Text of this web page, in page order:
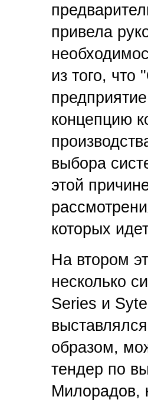
привела
из того, что
концепцию
выбора
этой
которых
На втором
несколько
Series и
образом,
тендер по
Милорадов,